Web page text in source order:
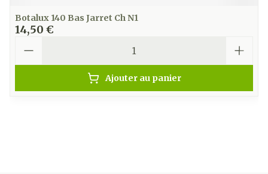
Botalux 140 Bas Jarret Ch N1
14,50 €
Ajouter au panier